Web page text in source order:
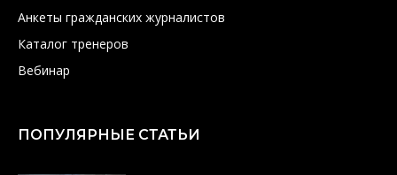
Анкеты гражданских журналистов
Каталог тренеров
Вебинар
ПОПУЛЯРНЫЕ СТАТЬИ